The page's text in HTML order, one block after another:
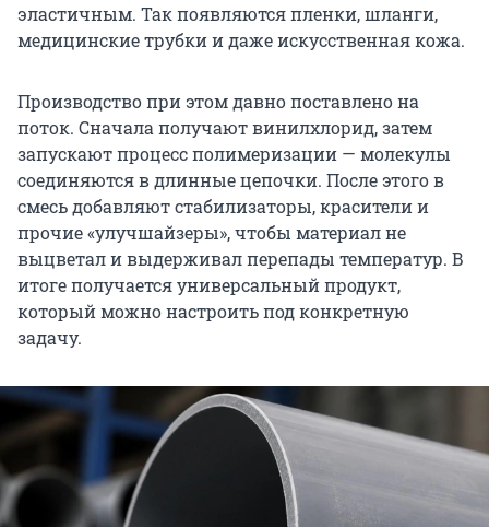
эластичным. Так появляются пленки, шланги,
медицинские трубки и даже искусственная кожа.
Производство при этом давно поставлено на
поток. Сначала получают винилхлорид, затем
запускают процесс полимеризации — молекулы
соединяются в длинные цепочки. После этого в
смесь добавляют стабилизаторы, красители и
прочие «улучшайзеры», чтобы материал не
выцветал и выдерживал перепады температур. В
итоге получается универсальный продукт,
который можно настроить под конкретную
задачу.